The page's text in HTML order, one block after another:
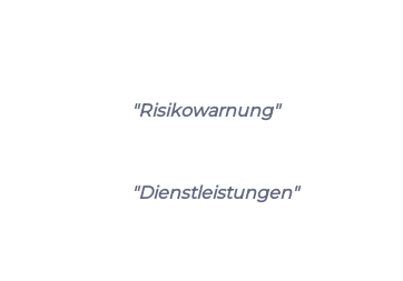
"Risikowarnung"
"Dienstleistungen"